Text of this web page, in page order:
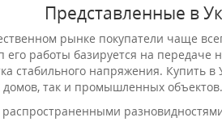
Представленные в
рынке покупатели чаще
работы базируется на передаче
стабильного напряжения. Купить
домов, так и промышленных объектов.